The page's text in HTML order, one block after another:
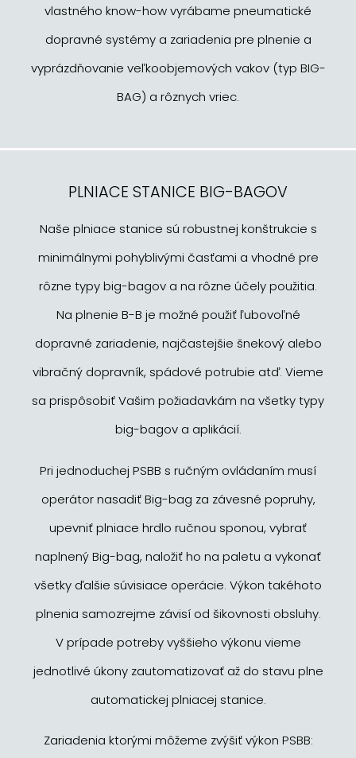
vlastného know-how vyrábame pneumatické
dopravné systémy a zariadenia pre plnenie a
vyprázdňovanie veľkoobjemových vakov (typ BIG-
BAG) a rôznych vriec.
PLNIACE STANICE BIG-BAGOV
Naše plniace stanice sú robustnej konštrukcie s
minimálnymi pohyblivými časťami a vhodné pre
rôzne typy big-bagov a na rôzne účely použitia.
Na plnenie B-B je možné použiť ľubovoľné
dopravné zariadenie, najčastejšie šnekový alebo
vibračný dopravník, spádové potrubie atď. Vieme
sa prispôsobiť Vašim požiadavkám na všetky typy
big-bagov a aplikácií.
Pri jednoduchej PSBB s ručným ovládaním musí
operátor nasadiť Big-bag za závesné popruhy,
upevniť plniace hrdlo ručnou sponou, vybrať
naplnený Big-bag, naložiť ho na paletu a vykonať
všetky ďalšie súvisiace operácie. Výkon takéhoto
plnenia samozrejme závisí od šikovnosti obsluhy.
V prípade potreby vyššieho výkonu vieme
jednotlivé úkony zautomatizovať až do stavu plne
automatickej plniacej stanice.
Zariadenia ktorými môžeme zvýšiť výkon PSBB: